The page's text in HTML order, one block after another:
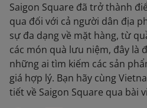
Saigon Square đã trở thành
qua đối với cả người dân địa
sự đa dạng về mặt hàng, từ
các món quà lưu niệm, đây là
những ai tìm kiếm các sản
giá hợp lý. Bạn hãy cùng
tiết về Saigon Square qua bài